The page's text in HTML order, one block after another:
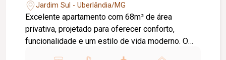
Jardim Sul - Uberlândia/MG
Excelente apartamento com 68m² de área
privativa, projetado para oferecer conforto,
funcionalidade e um estilo de vida moderno. O